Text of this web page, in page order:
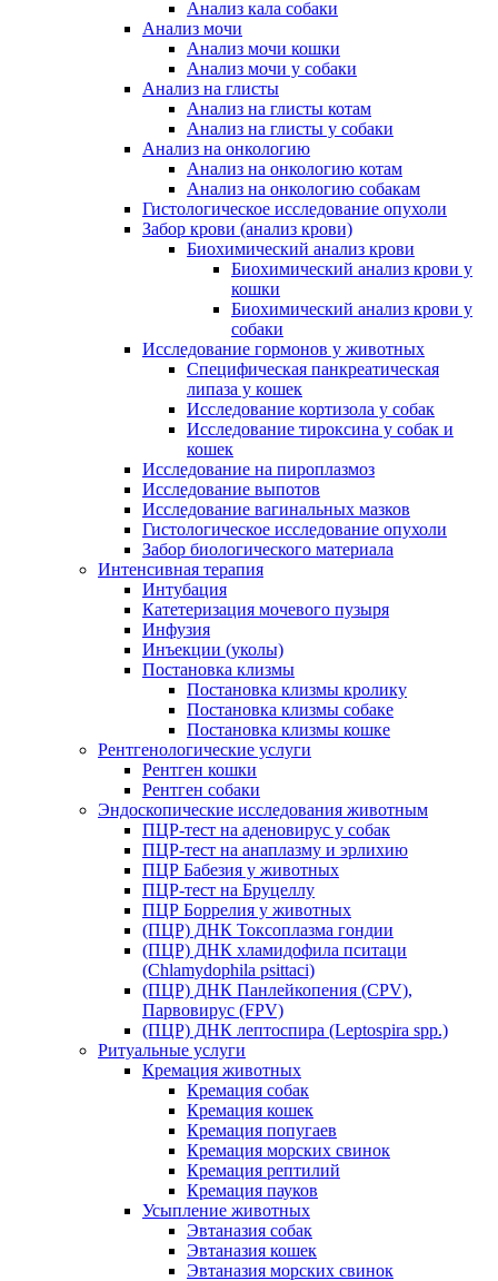
Анализ кала собаки
Анализ мочи
Анализ мочи кошки
Анализ мочи у собаки
Анализ на глисты
Анализ на глисты котам
Анализ на глисты у собаки
Анализ на онкологию
Анализ на онкологию котам
Анализ на онкологию собакам
Гистологическое исследование опухоли
Забор крови (анализ крови)
Биохимический анализ крови
Биохимический анализ крови у
кошки
Биохимический анализ крови у
собаки
Исследование гормонов у животных
Специфическая панкреатическая
липаза у кошек
Исследование кортизола у собак
Исследование тироксина у собак и
кошек
Исследование на пироплазмоз
Исследование выпотов
Исследование вагинальных мазков
Гистологическое исследование опухоли
Забор биологического материала
Интенсивная терапия
Интубация
Катетеризация мочевого пузыря
Инфузия
Инъекции (уколы)
Постановка клизмы
Постановка клизмы кролику
Постановка клизмы собаке
Постановка клизмы кошке
Рентгенологические услуги
Рентген кошки
Рентген собаки
Эндоскопические исследования животным
ПЦР-тест на аденовирус у собак
ПЦР-тест на анаплазму и эрлихию
ПЦР Бабезия у животных
ПЦР-тест на Бруцеллу
ПЦР Боррелия у животных
(ПЦР) ДНК Токсоплазма гондии
(ПЦР) ДНК хламидофила пситаци
(Chlamydophila psittaci)
(ПЦР) ДНК Панлейкопения (CPV),
Парвовирус (FPV)
(ПЦР) ДНК лептоспира (Leptospira spp.)
Ритуальные услуги
Кремация животных
Кремация собак
Кремация кошек
Кремация попугаев
Кремация морских свинок
Кремация рептилий
Кремация пауков
Усыпление животных
Эвтаназия собак
Эвтаназия кошек
Эвтаназия морских свинок